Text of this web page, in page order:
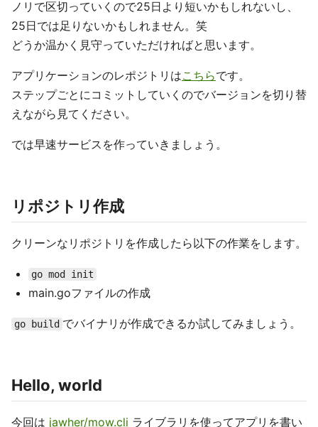
ノリで区切っていくので25日より短いかもしれないし、
25日では足りないかもしれません。笑
どうか温かく見守っていただければと思います。
アプリケーションのレポジトリはこちらです。
ステップごとにコミットしていくのでバージョンを切り替
えながら見てください。
では早速サービスを作っていきましょう。
リポジトリ作成
クリーンなリポジトリを作成したら以下の作業をします。
go mod init
main.goファイルの作成
go build でバイナリが作成できるか試してみましょう。
Hello, world
今回は jawher/mow.cli ライブラリを使ってアプリを書い